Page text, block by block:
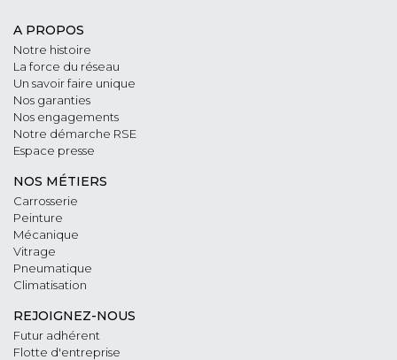
A PROPOS
Notre histoire
La force du réseau
Un savoir faire unique
Nos garanties
Nos engagements
Notre démarche RSE
Espace presse
NOS MÉTIERS
Carrosserie
Peinture
Mécanique
Vitrage
Pneumatique
Climatisation
REJOIGNEZ-NOUS
Futur adhérent
Flotte d'entreprise